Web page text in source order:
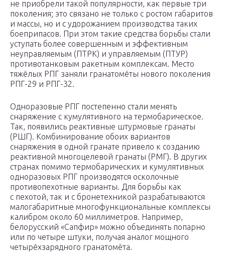
не приобрели такой популярности, как первые три
поколения; это связано не только с ростом габаритов
и массы, но и с удорожанием производства таких
боеприпасов. При этом такие средства борьбы стали
уступать более совершенным и эффективным
неуправляемым (ПТРК) и управляемым (ПТУР)
противотанковым ракетным комплексам. Место
тяжёлых РПГ заняли гранатомёты нового поколения
РПГ-29 и РПГ-32.
Одноразовые РПГ постепенно стали менять
снаряжение с кумулятивного на термобарическое.
Так, появились реактивные штурмовые гранаты
(РШГ). Комбинирование обоих вариантов
снаряжения в одной гранате привело к созданию
реактивной многоцелевой гранаты (РМГ). В других
странах помимо термобарических и кумулятивных
одноразовых РПГ производятся осколочные
противопехотные варианты. Для борьбы как
с пехотой, так и с бронетехникой разрабатываются
малогабаритные многофункциональные комплексы
калибром около 60 миллиметров. Например,
белорусский «Сапфир» можно объединять попарно
или по четыре штуки, получая аналог мощного
четырёхзарядного гранатомёта.